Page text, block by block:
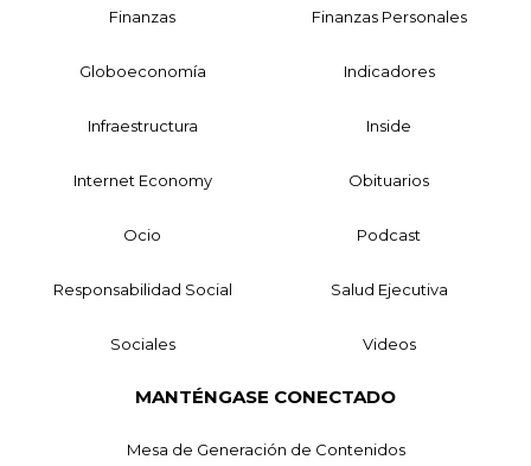
Finanzas Finanzas Personales
Globoeconomía Indicadores
Infraestructura Inside
Internet Economy Obituarios
Ocio Podcast
Responsabilidad Social Salud Ejecutiva
Sociales Videos
MANTÉNGASE CONECTADO
Mesa de Generación de Contenidos